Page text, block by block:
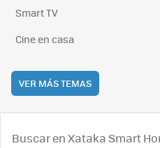
Smart TV
Cine en casa
VER MÁS TEMAS